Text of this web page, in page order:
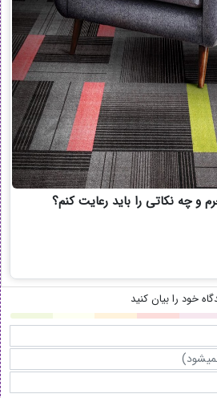
و چه نکاتی را باید رعایت کنم؟
خود را بیان کنید